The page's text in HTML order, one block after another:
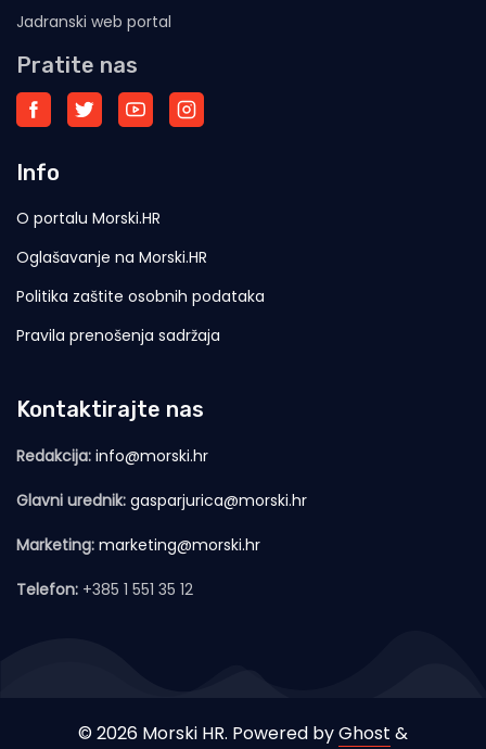
Jadranski web portal
Pratite nas
Info
O portalu Morski.HR
Oglašavanje na Morski.HR
Politika zaštite osobnih podataka
Pravila prenošenja sadržaja
Kontaktirajte nas
Redakcija: info@morski.hr
Glavni urednik: gasparjurica@morski.hr
Marketing: marketing@morski.hr
Telefon: +385 1 551 35 12
© 2026 Morski HR. Powered byGhost &